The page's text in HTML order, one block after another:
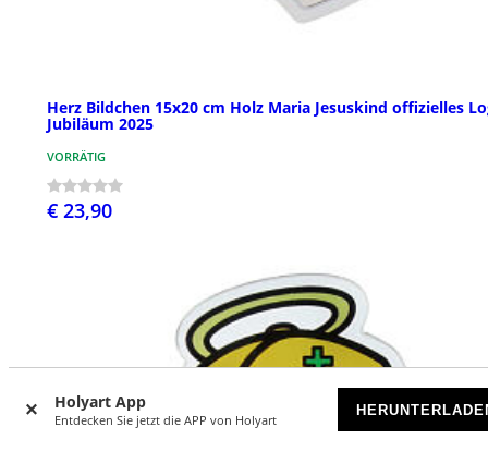
Holyart App
Entdecken Sie jetzt die APP von Holyart
Herz Bildchen 15x20 cm Holz Maria Jesuskind offizielles
Jubiläum 2025
VORRÄTIG
€ 23,90